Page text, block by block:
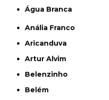
Água Branca
Anália Franco
Aricanduva
Artur Alvim
Belenzinho
Belém